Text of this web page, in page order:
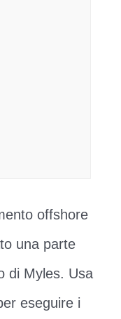
offshore
una parte
di Myles. Usa
eseguire i